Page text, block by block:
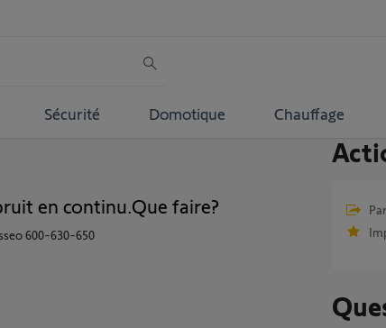
Sécurité Domotique Chauffage
en continu.Que faire?
600-630-650